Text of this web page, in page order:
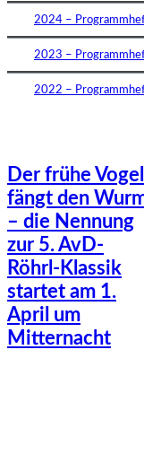
2024 –
2023 –
2022 –
Der frühe Vogel
fängt den
– die Nennung
zur 5. AvD-
Röhrl-Klassik
startet am 1.
April um
Mitternacht